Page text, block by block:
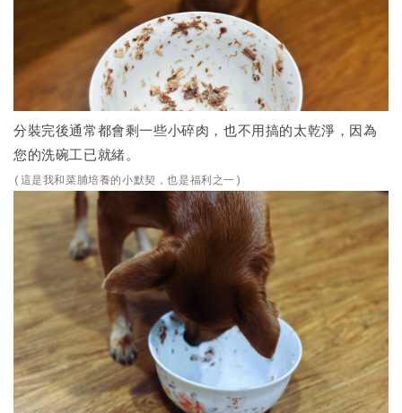
分裝完後通常都會剩一些小碎肉，也不用搞的太乾淨，因為
您的洗碗工已就緒。
(這是我和菜脯培養的小默契，也是福利之一)